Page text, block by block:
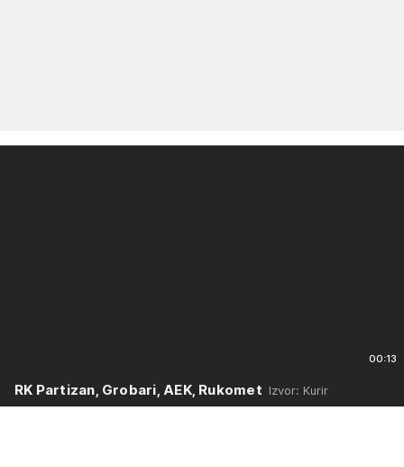
00:13
RK Partizan, Grobari, AEK, Rukomet Izvor: Kurir